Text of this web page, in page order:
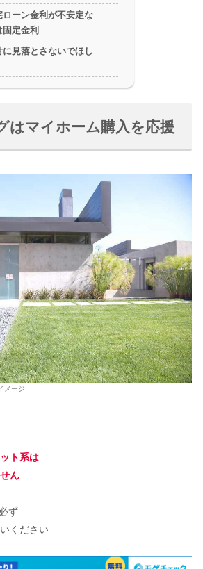
ローン金利が不安定な
固定金利
に見落とさないでほし
はマイホーム購入を応援
メージ
ト系は
ん
ず
ください